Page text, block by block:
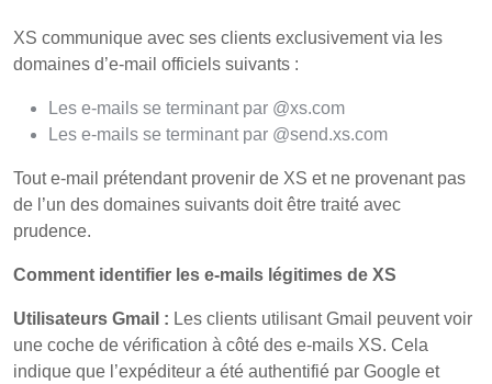
XS communique avec ses clients exclusivement via les
domaines d’e-mail officiels suivants :
Les e-mails se terminant par @xs.com
Les e-mails se terminant par @send.xs.com
Tout e-mail prétendant provenir de XS et ne provenant pas
de l’un des domaines suivants doit être traité avec
prudence.
Comment identifier les e-mails légitimes de XS
Utilisateurs Gmail : Les clients utilisant Gmail peuvent voir
une coche de vérification à côté des e-mails XS. Cela
indique que l’expéditeur a été authentifié par Google et